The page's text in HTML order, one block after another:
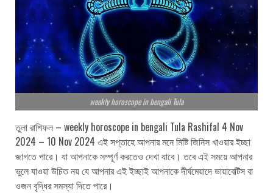
weekly horoscope in bengali Tula
তুলা রাশিফল – weekly horoscope in bengali Tula Rashifal 4 Nov
2024 – 10 Nov 2024 এই সপ্তাহে আপনার মনে মিষ্টি জিনিস খাওয়ার ইচ্ছা
জাগতে পারে। যা আপনাকে সম্পূর্ণ করতেও দেখা যাবে। তবে এই সময়ে আপনার
ভুলে যাওয়া উচিত নয় যে আপনার এই ইচ্ছাই আপনাকে দীর্ঘমেয়াদে ডায়াবেটিস বা
ওজন বৃদ্ধির সমস্যা দিতে পারে।